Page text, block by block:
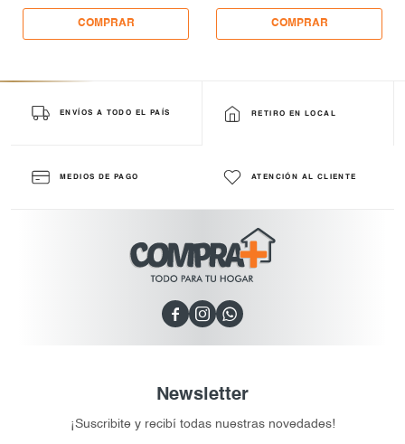
ENVÍOS A TODO EL PAÍS RETIRO EN LOCAL
MEDIOS DE PAGO ATENCIÓN AL CLIENTE
  
Newsletter
¡Suscribite y recibí todas nuestras novedades!